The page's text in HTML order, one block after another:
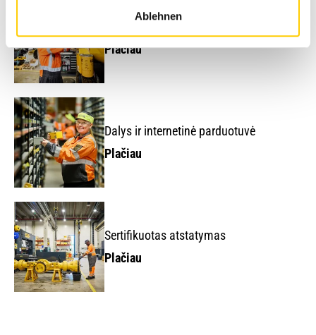
Ablehnen
Plačiau
Dalys ir internetinė parduotuvė
Plačiau
Sertifikuotas atstatymas
Plačiau